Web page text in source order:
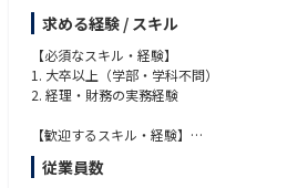
金融機関ならではの、日次決算や金融庁向け
す。
※決算時期でも残業は月5時間を超えることは
■企業：PWM日本証券株式会社（https://
業の証券会社です。
求める経験 / スキル
【必須なスキル・経験】
1. 大卒以上（学部・学科不問）
2. 経理・財務の実務経験
【歓迎するスキル・経験】
1. 税務申告経験(法人税、地方税、消費税)
2. システム導入経験(大小問わず)
従業員数